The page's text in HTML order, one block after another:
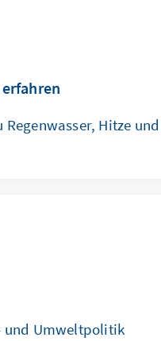
Hitze
und Umweltpolitik